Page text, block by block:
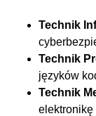
Technik
Technik
języków
Technik
elektronikę